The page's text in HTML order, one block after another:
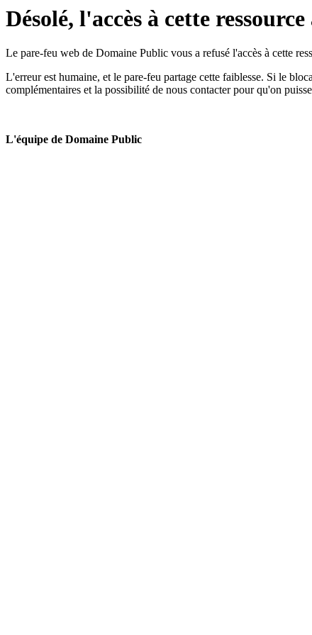
Désolé, l'accès à cette
Le pare-feu web de Domaine Public vous a refusé l'accès à cette
L'erreur est humaine, et le pare-feu partage cette faiblesse. Si le
complémentaires et la possibilité de nous contacter pour qu'on
L'équipe de Domaine Public